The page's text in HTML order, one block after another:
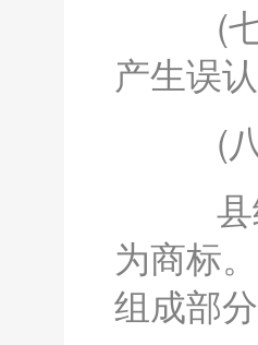
(七)
产生误
(八)
县级
为商标
组成部